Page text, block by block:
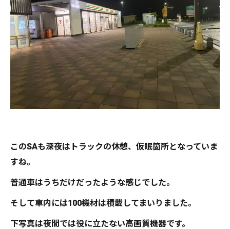
このSAも深夜はトラックの休憩、仮眠箇所となっていま
すね。
普通車はうちだけだったような感じでした。
そして車内には100機材は積載してまいりました。
下写真は夜間では役に立たない高画質機器です。